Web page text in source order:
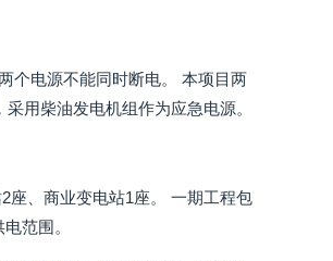
个电源不能同时断电。 本项目两
用柴油发电机组作为应急电源。
座、商业变电站1座。 一期工程包
范围。